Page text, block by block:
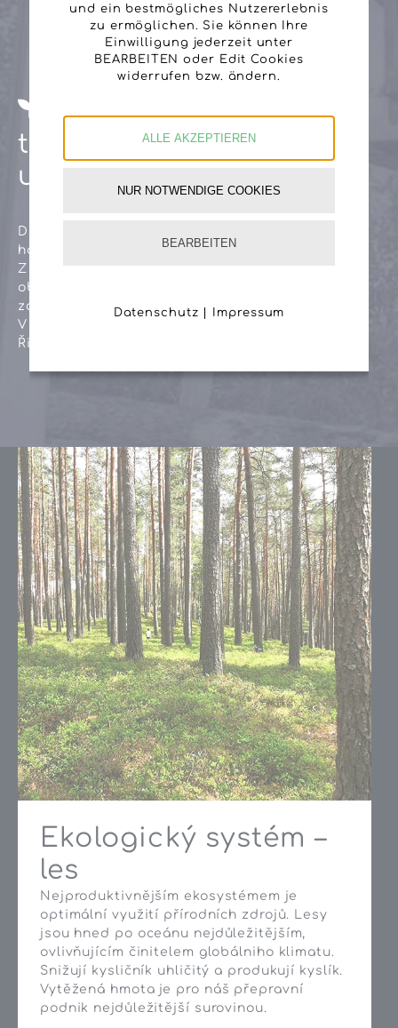
trvalá
udržitelnost
Dřevo je nejcenější přírodní surovina určující
hodnotu našeho života.
Z oblasti Waldviertel pochází velká část našich
obchodních partnerů, jakož i našich
zaměstnanců.
V Česku působí naše samostatná firma.
Řidiči se vrací každý den domů.
Ekologický systém –
les
Nejproduktivnějším ekosystémem je
optimální využití přírodních zdrojů. Lesy
jsou hned po oceánu nejdůležitějším,
ovlivňujícím činitelem globálniho klimatu.
Snižují kysličník uhličitý a produkují kyslík.
Vytěžená hmota je pro náš přepravní
podnik nejdůležitější surovinou.
und ein bestmögliches Nutzererlebnis
zu ermöglichen. Sie können Ihre
Einwilligung jederzeit unter
BEARBEITEN oder Edit Cookies
widerrufen bzw. ändern.
ALLE AKZEPTIEREN
NUR NOTWENDIGE COOKIES
BEARBEITEN
Datenschutz Impressum